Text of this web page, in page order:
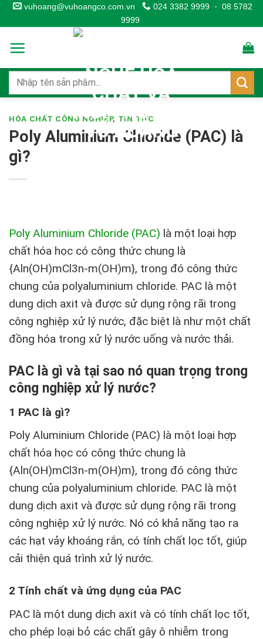
Skip
to
content
vuhoang@vuhoangco.com.vn 024 3382 9999 - 08 5782
9999
HÓA CHẤT CÔNG NGHIỆP, TIN TỨC
Poly Aluminium Chloride (PAC) là
gì?
Poly Aluminium Chloride (PAC) là một loại hợp
chất hóa học có công thức chung là
{Aln(OH)mCl3n-m(OH)m}, trong đó công thức
chung của polyaluminium chloride. PAC là một
dung dịch axit và được sử dụng rộng rãi trong
công nghiệp xử lý nước, đặc biệt là như một chất
đồng hóa trong xử lý nước uống và nước thải.
PAC là gì và tại sao nó quan trọng trong
công nghiệp xử lý nước?
1 PAC là gì?
Poly Aluminium Chloride (PAC) là một loại hợp
chất hóa học có công thức chung là
{Aln(OH)mCl3n-m(OH)m}, trong đó công thức
chung của polyaluminium chloride. PAC là một
dung dịch axit và được sử dụng rộng rãi trong
công nghiệp xử lý nước. Nó có khả năng tạo ra
các hạt vảy khoáng rắn, có tính chất lọc tốt, giúp
cải thiện quá trình xử lý nước.
2 Tính chất và ứng dụng của PAC
PAC là một dung dịch axit và có tính chất lọc tốt,
cho phép loại bỏ các chất gây ô nhiễm trong